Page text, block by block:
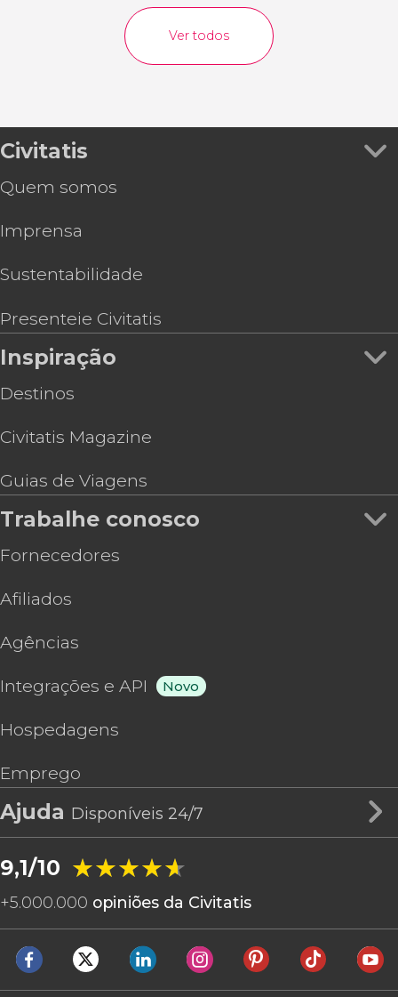
Ver todos
Civitatis
Quem somos
Imprensa
Sustentabilidade
Presenteie Civitatis
Inspiração
Destinos
Civitatis Magazine
Guias de Viagens
Trabalhe conosco
Fornecedores
Afiliados
Agências
Integrações e API Novo
Hospedagens
Emprego
Ajuda Disponíveis 24/7
9,1/10 ★★★★★
★★★★★
+5.000.000 opiniões da Civitatis